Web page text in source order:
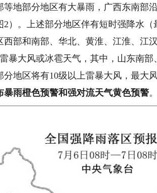
地部分地区有大暴雨，广西东南部
2）。上述部分地区伴有短时强降水
西部和南部、华北、黄淮、江淮、江
暴大风或冰雹天气，其中，山东南
地区将有10级以上雷暴大风，最大
暴雨橙色预警和强对流天气黄色预警。